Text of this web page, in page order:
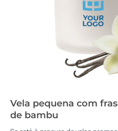
Vela pequena com
de bambu